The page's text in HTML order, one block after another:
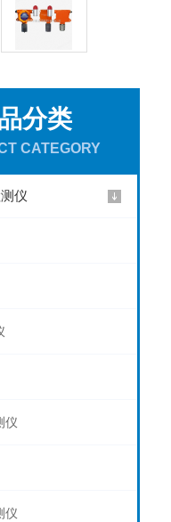
分类
CATEGORY
仪
仪
仪